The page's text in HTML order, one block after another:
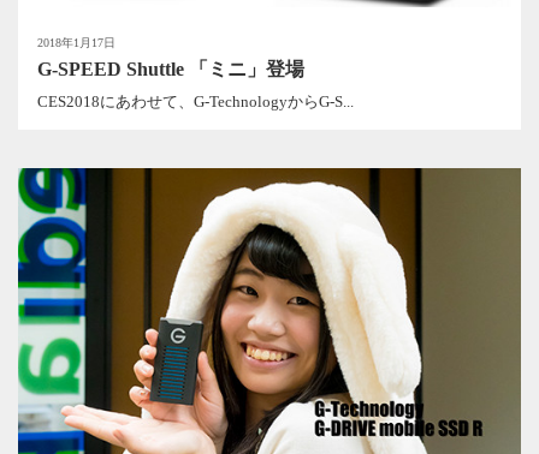
2018年1月17日
G-SPEED Shuttle 「ミニ」登場
CES2018にあわせて、G-TechnologyからG-S...